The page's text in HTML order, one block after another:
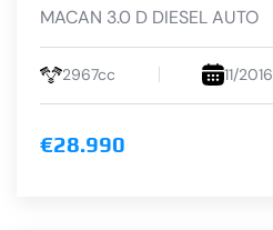
MACAN 3.0 D DIESEL AUTO
2967cc 11/2016
€28.990